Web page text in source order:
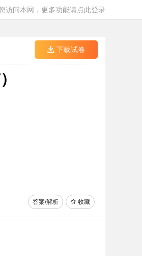
访问本网，更多功能请点此登录
下载试卷
收藏
答案/解析